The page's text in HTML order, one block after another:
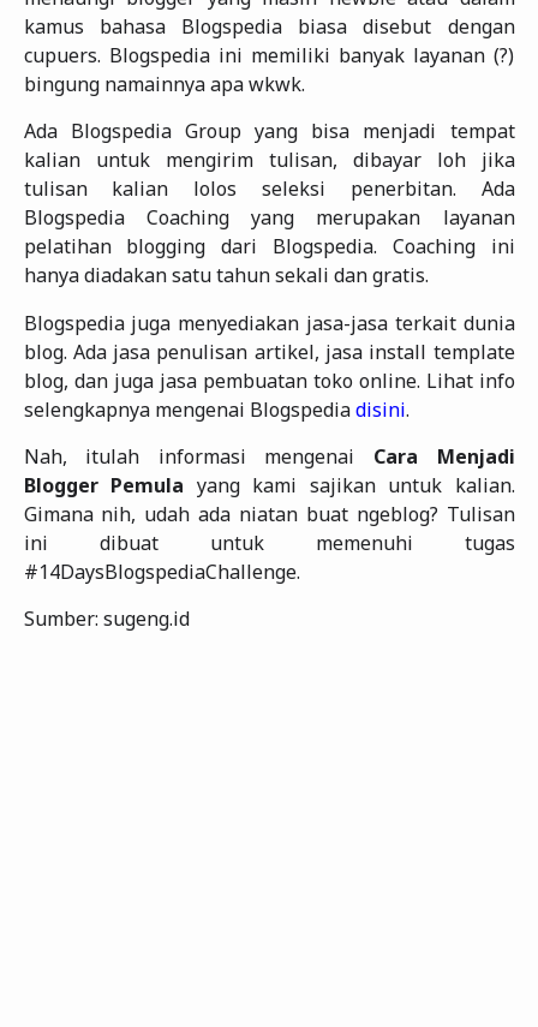
kamus bahasa Blogspedia biasa disebut dengan
cupuers. Blogspedia ini memiliki banyak layanan (?)
bingung namainnya apa wkwk.
Ada Blogspedia Group yang bisa menjadi tempat
kalian untuk mengirim tulisan, dibayar loh jika
tulisan kalian lolos seleksi penerbitan. Ada
Blogspedia Coaching yang merupakan layanan
pelatihan blogging dari Blogspedia. Coaching ini
hanya diadakan satu tahun sekali dan gratis.
Blogspedia juga menyediakan jasa-jasa terkait dunia
blog. Ada jasa penulisan artikel, jasa install template
blog, dan juga jasa pembuatan toko online. Lihat info
selengkapnya mengenai Blogspediadisini.
Nah, itulah informasi mengenai Cara Menjadi
Blogger Pemula yang kami sajikan untuk kalian.
Gimana nih, udah ada niatan buat ngeblog? Tulisan
ini dibuat untuk memenuhi tugas
#14DaysBlogspediaChallenge.
Sumber: sugeng.id